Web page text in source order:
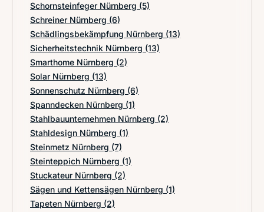
Schornsteinfeger Nürnberg (5)
Schreiner Nürnberg (6)
Schädlingsbekämpfung Nürnberg (13)
Sicherheitstechnik Nürnberg (13)
Smarthome Nürnberg (2)
Solar Nürnberg (13)
Sonnenschutz Nürnberg (6)
Spanndecken Nürnberg (1)
Stahlbauunternehmen Nürnberg (2)
Stahldesign Nürnberg (1)
Steinmetz Nürnberg (7)
Steinteppich Nürnberg (1)
Stuckateur Nürnberg (2)
Sägen und Kettensägen Nürnberg (1)
Tapeten Nürnberg (2)